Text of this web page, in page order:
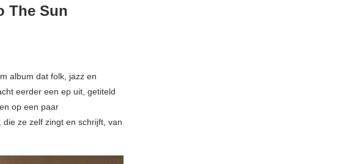
The Sun
album dat folk, jazz en
eerder een ep uit, getiteld
op een paar
ze zelf zingt en schrijft, van